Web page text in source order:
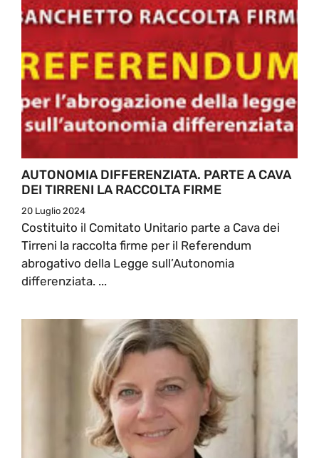
AUTONOMIA DIFFERENZIATA. PARTE A CAVA
DEI TIRRENI LA RACCOLTA FIRME
20 Luglio 2024
Costituito il Comitato Unitario parte a Cava dei
Tirreni la raccolta firme per il Referendum
abrogativo della Legge sull’Autonomia
differenziata. ...